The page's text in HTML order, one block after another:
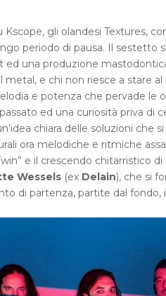
gli olandesi Textures,
periodo di pausa. Il
una produzione
e chi non riesce a stare
e potenza che pervade le
ed una curiosità priva di
chiara delle soluzioni che
ora melodiche e ritmiche
e il crescendo chitarristico di
Wessels(ex Delain), che si
di partenza, partite dal fondo,